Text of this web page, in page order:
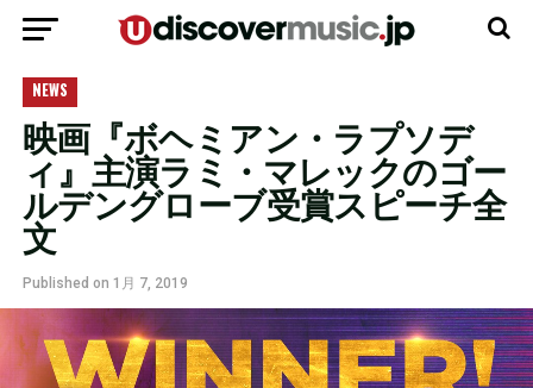
NEWS
映画『ボヘミアン・ラプソデ
ィ』主演ラミ・マレックのゴー
ルデングローブ受賞スピーチ全
文
Published on 1月 7, 2019
モバイルバージョンに移動